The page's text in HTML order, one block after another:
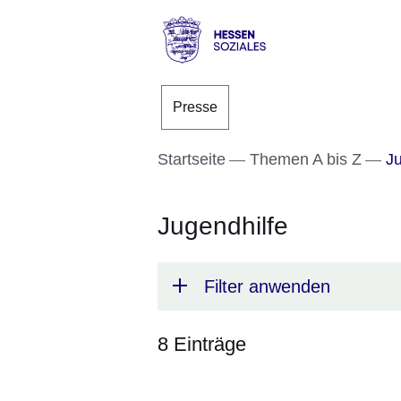
Direkt zum Kopf der
Direkt zum Inhalt
Direkt zum Fuß der
Sozial
Presse
Startseite Themen A bis Z
Jugendhilfe
Filter anwenden
8 Einträge